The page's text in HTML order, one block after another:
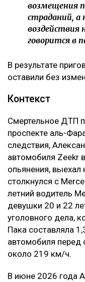
возмещения
страданий, а
воздействия
говорится в
В результате
оставили без
Контекст
Смертельное ДТП
проспекте аль-
следствия,
автомобиля Zeekr
опьянения, выехал
столкнулся с
летний водитель
девушки 20 и 22
уголовного дела,
Пака составляла
автомобиля перед
около 219 км/ч.
В июне 2026 года